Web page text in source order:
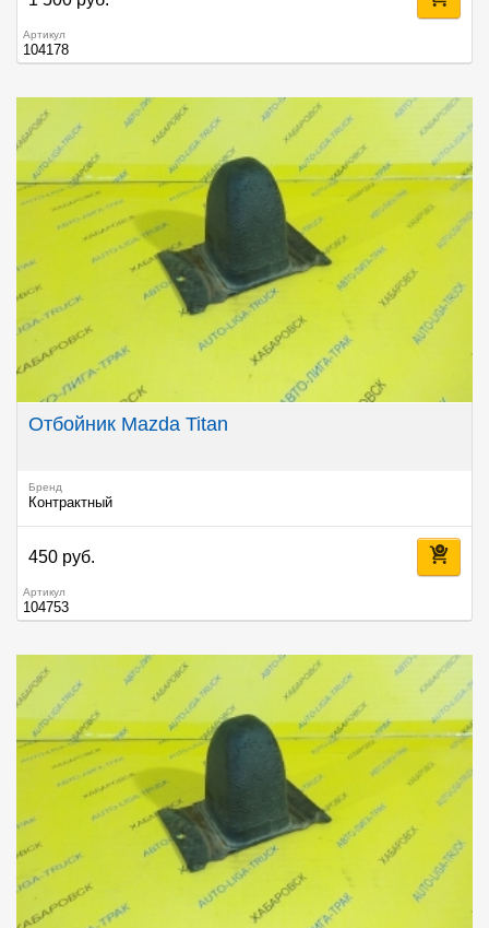
Артикул
104178
Отбойник Mazda Titan
Бренд
Контрактный
450 руб.
Артикул
104753